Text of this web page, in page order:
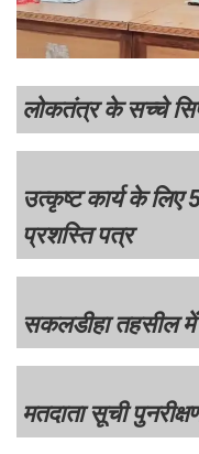
लोकतंत्र के सच्चे
उत्कृष्ट कार्य के लिए
प्रशस्ति पत्र
सकलडीहा तहसील में
मतदाता सूची